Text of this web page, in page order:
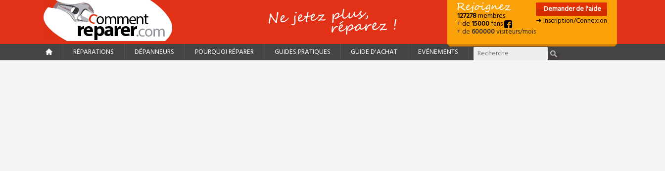
127278membres
+ de15000fans
+ de600000visiteurs/mois
Demander de l'aide
➜ Inscription/Connexion
RÉPARATIONS DÉPANNEURS POURQUOI RÉPARER GUIDES PRATIQUES GUIDE D'ACHAT EVÉNEMENTS